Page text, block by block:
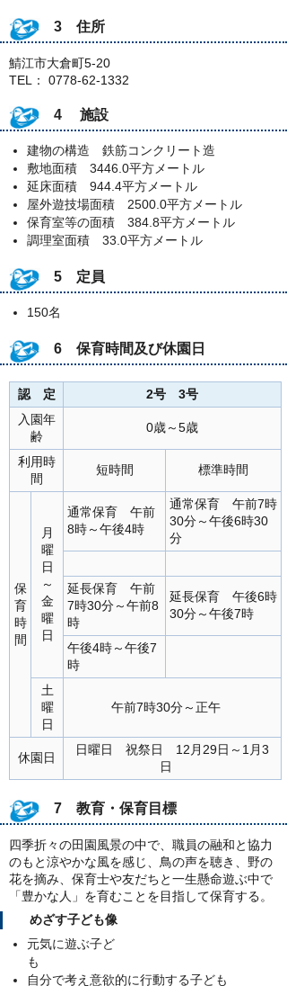
3 住所
鯖江市大倉町5-20
TEL： 0778-62-1332
4 施設
建物の構造 鉄筋コンクリート造
敷地面積 3446.0平方メートル
延床面積 944.4平方メートル
屋外遊技場面積 2500.0平方メートル
保育室等の面積 384.8平方メートル
調理室面積 33.0平方メートル
5 定員
150名
6 保育時間及び休園日
認 定
2号 3号
入園年
齢
0歳～5歳
利用時
間
短時間 標準時間
保
育
時
間
月
曜
日
～
金
曜
日
通常保育 午前
8時～午後4時
通常保育 午前7時
30分～午後6時30
分
延長保育 午前
7時30分～午前8
時
延長保育 午後6時
30分～午後7時
午後4時～午後7
時
土
曜
日
午前7時30分～正午
休園日
日曜日 祝祭日 12月29日～1月3
日
7 教育・保育目標
四季折々の田園風景の中で、職員の融和と協力
のもと涼やかな風を感じ、鳥の声を聴き、野の
花を摘み、保育士や友だちと一生懸命遊ぶ中で
「豊かな人」を育むことを目指して保育する。
めざす子ども像
元気に遊ぶ子ど
自分で考え意欲的に行動する子ども